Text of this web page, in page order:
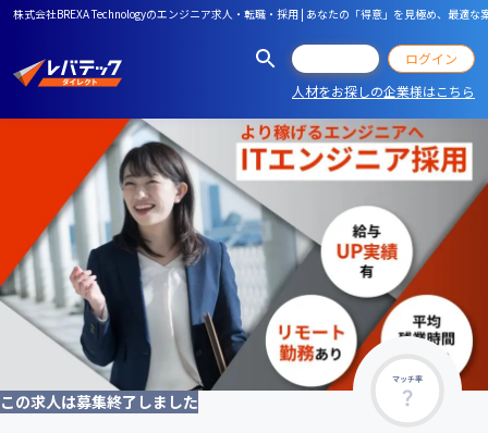
株式会社BREXA Technologyのエンジニア求人・転職・採用 | あなたの「得意」を見極め、最
ログイン
人材をお探しの企業様はこちら
マッチ率
この求人は募集終了しました